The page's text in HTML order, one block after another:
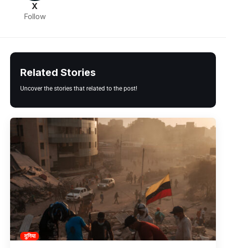
X
Follow
Related Stories
Uncover the stories that related to the post!
दुनिया